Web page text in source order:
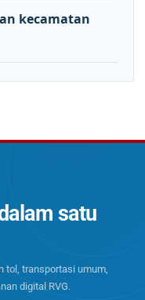
kecamatan
satu
tol, transportasi umum,
digital RVG.